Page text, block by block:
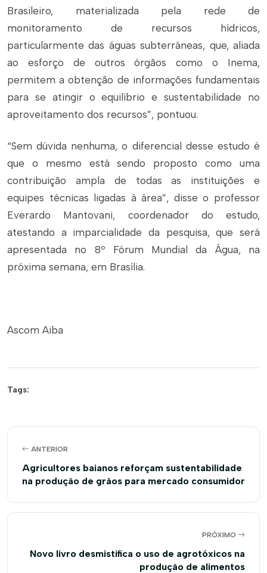
Brasileiro, materializada pela rede de
monitoramento de recursos hídricos,
particularmente das águas subterrâneas, que, aliada
ao esforço de outros órgãos como o Inema,
permitem a obtenção de informações fundamentais
para se atingir o equilíbrio e sustentabilidade no
aproveitamento dos recursos”, pontuou.
“Sem dúvida nenhuma, o diferencial desse estudo é
que o mesmo está sendo proposto como uma
contribuição ampla de todas as instituições e
equipes técnicas ligadas à área”, disse o professor
Everardo Mantovani, coordenador do estudo,
atestando a imparcialidade da pesquisa, que será
apresentada no 8º Fórum Mundial da Água, na
próxima semana, em Brasília.
Ascom Aiba
Tags:
ANTERIOR
Agricultores baianos reforçam sustentabilidade
na produção de grãos para mercado consumidor
PRÓXIMO
Novo livro desmistifica o uso de agrotóxicos na
produção de alimentos